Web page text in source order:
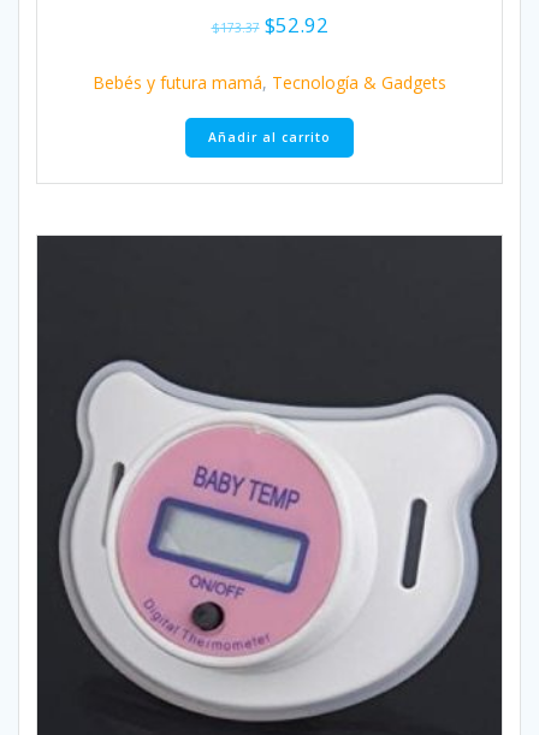
$173.37 El
original
era:
$173.37.
$52.92El
actual
es:
$52.92.
Bebés y futura mamá, Tecnología & Gadgets
Añadir al carrito